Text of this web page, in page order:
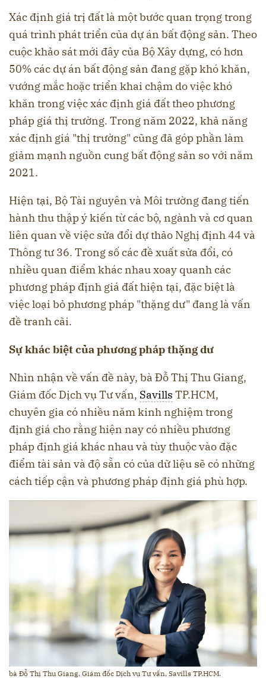
Xác định giá trị đất là một bước quan trọng trong
quá trình phát triển của dự án bất động sản. Theo
cuộc khảo sát mới đây của Bộ Xây dựng, có hơn
50% các dự án bất động sản đang gặp khó khăn,
vướng mắc hoặc triển khai chậm do việc khó
khăn trong việc xác định giá đất theo phương
pháp giá thị trường. Trong năm 2022, khả năng
xác định giá "thị trường" cũng đã góp phần làm
giảm mạnh nguồn cung bất động sản so với năm
2021.
Hiện tại, Bộ Tài nguyên và Môi trường đang tiến
hành thu thập ý kiến từ các bộ, ngành và cơ quan
liên quan về việc sửa đổi dự thảo Nghị định 44 và
Thông tư 36. Trong số các đề xuất sửa đổi, có
nhiều quan điểm khác nhau xoay quanh các
phương pháp định giá đất hiện tại, đặc biệt là
việc loại bỏ phương pháp "thặng dư" đang là vấn
đề tranh cãi.
Sự khác biệt của phương pháp thặng dư
Nhìn nhận về vấn đề này, bà Đỗ Thị Thu Giang,
Giám đốc Dịch vụ Tư vấn, Savills TP.HCM,
chuyên gia có nhiều năm kinh nghiệm trong
định giá cho rằng hiện nay có nhiều phương
pháp định giá khác nhau và tùy thuộc vào đặc
điểm tài sản và độ sẵn có của dữ liệu sẽ có những
cách tiếp cận và phương pháp định giá phù hợp.
bà Đỗ Thị Thu Giang, Giám đốc Dịch vụ Tư vấn, Savills TP.HCM.